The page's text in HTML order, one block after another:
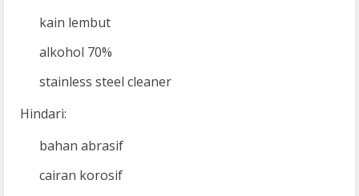
kain lembut
alkohol 70%
stainless steel cleaner
Hindari:
bahan abrasif
cairan korosif